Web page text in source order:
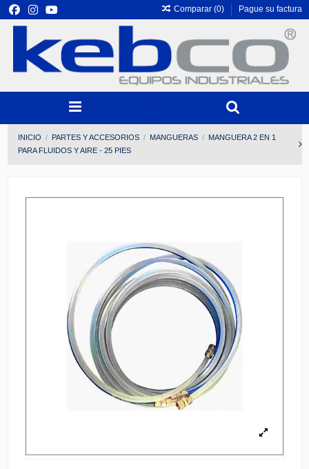
Comparar (0) Pague su factura
INICIO PARTES Y ACCESORIOS MANGUERAS
MANGUERA 2 EN 1
PARA FLUIDOS Y AIRE - 25 PIES